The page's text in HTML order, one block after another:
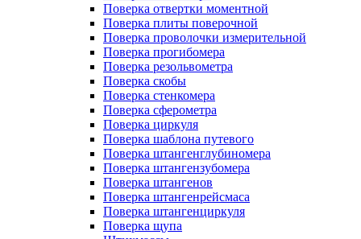
Поверка отвертки моментной
Поверка плиты поверочной
Поверка проволочки измерительной
Поверка прогибомера
Поверка резольвометра
Поверка скобы
Поверка стенкомера
Поверка сферометра
Поверка циркуля
Поверка шаблона путевого
Поверка штангенглубиномера
Поверка штангензубомера
Поверка штангенов
Поверка штангенрейсмаса
Поверка штангенциркуля
Поверка щупа